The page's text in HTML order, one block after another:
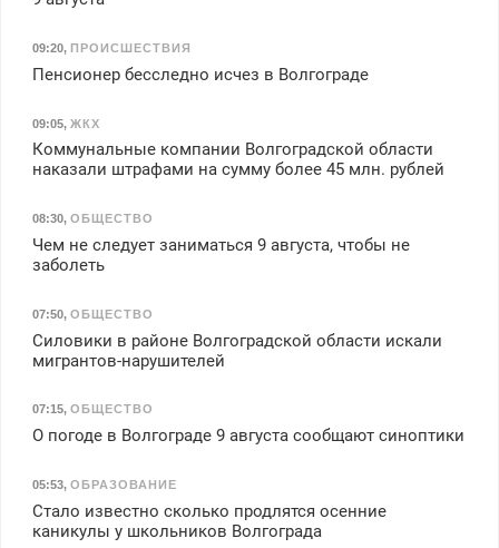
09:20, ПРОИСШЕСТВИЯ
Пенсионер бесследно исчез в Волгограде
09:05, ЖКХ
Коммунальные компании Волгоградской области
наказали штрафами на сумму более 45 млн. рублей
08:30, ОБЩЕСТВО
Чем не следует заниматься 9 августа, чтобы не
заболеть
07:50, ОБЩЕСТВО
Силовики в районе Волгоградской области искали
мигрантов-нарушителей
07:15, ОБЩЕСТВО
О погоде в Волгограде 9 августа сообщают синоптики
05:53, ОБРАЗОВАНИЕ
Стало известно сколько продлятся осенние
каникулы у школьников Волгограда